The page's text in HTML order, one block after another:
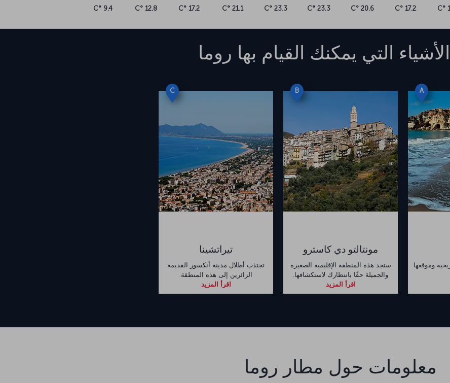
17.2 °C
20.6 °C
23.3 °C
23.3 °C
21.1 °C
17.2 °C
12.8 °C
9.4 °C
التي يمكنك القيام بها روما
A
وموقعها
B
مونتالتو دي كاسترو
ستجد هذه المنطقة الإقليمية الصغيرة
والجميلة حقًا بانتظارك لاستكشافها.
اقرأ المزيد
C
تيراتشينا
تجتذب أطلال مدينة أنكسور القديمة
الزائرين إلى هذه المنطقة.
اقرأ المزيد
معلومات حول مطار روما